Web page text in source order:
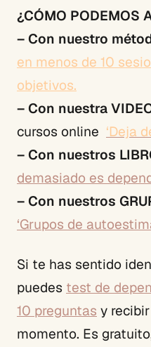
¿CÓMO PODEMOS
– Con nuestro
en menos de 10
objetivos.
– Con nuestra
cursos online ‘Deja
– Con nuestros
demasiado es
– Con nuestros
‘Grupos de
Si te has sentido
puedes test de
10 preguntas y
momento. Es